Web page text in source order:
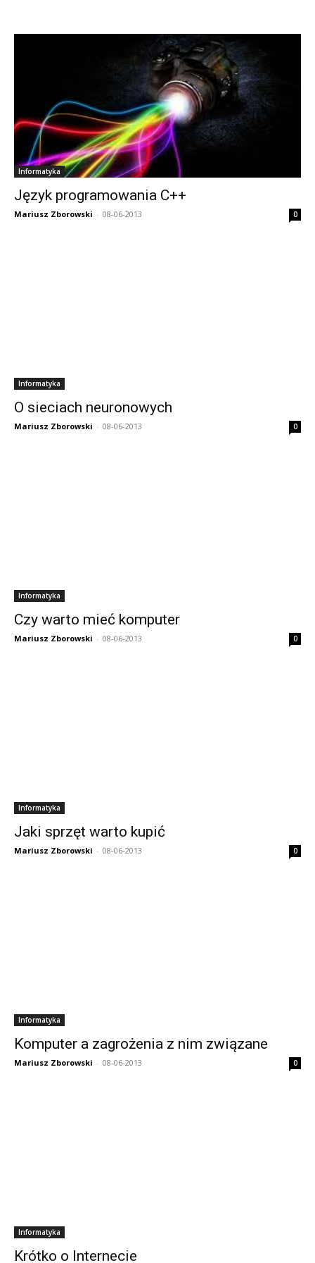
Informatyka
Język programowania C++
Mariusz Zborowski - 08-06-2013 0
Informatyka
O sieciach neuronowych
Mariusz Zborowski - 08-06-2013 0
Informatyka
Czy warto mieć komputer
Mariusz Zborowski - 08-06-2013 0
Informatyka
Jaki sprzęt warto kupić
Mariusz Zborowski - 08-06-2013 0
Informatyka
Komputer a zagrożenia z nim związane
Mariusz Zborowski - 08-06-2013 0
Informatyka
Krótko o Internecie